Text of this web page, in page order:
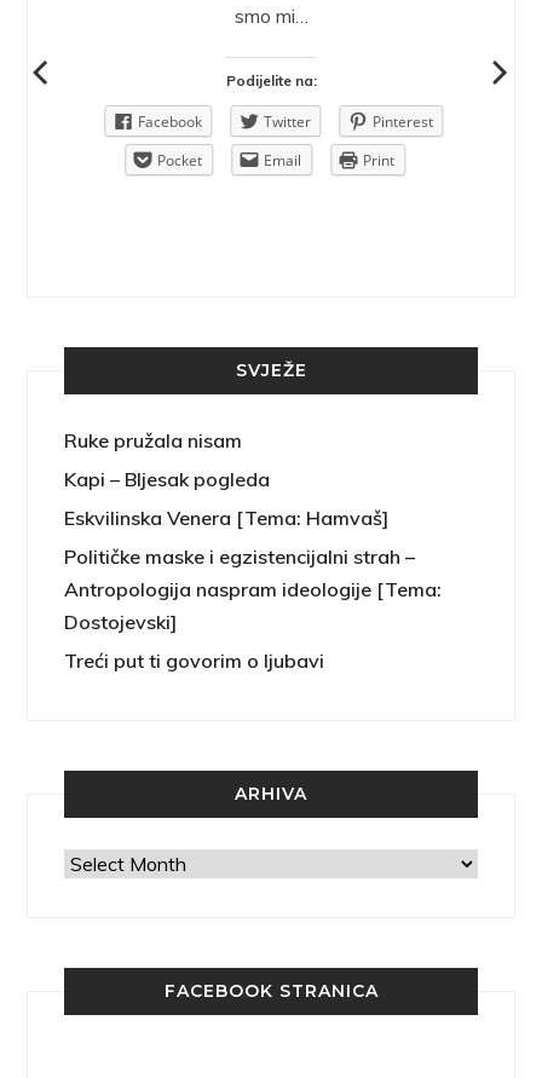
smo mi…
Podijelite na:
Facebook Twitter
Pinterest
Pocket
Email Print
SVJEŽE
Ruke pružala nisam
Kapi – Bljesak pogleda
Eskvilinska Venera [Tema: Hamvaš]
Političke maske i egzistencijalni strah –
Antropologija naspram ideologije [Tema:
Dostojevski]
Treći put ti govorim o ljubavi
ARHIVA
Arhiva
FACEBOOK STRANICA